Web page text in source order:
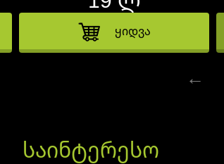
ყიდვა
←
საინტერესო